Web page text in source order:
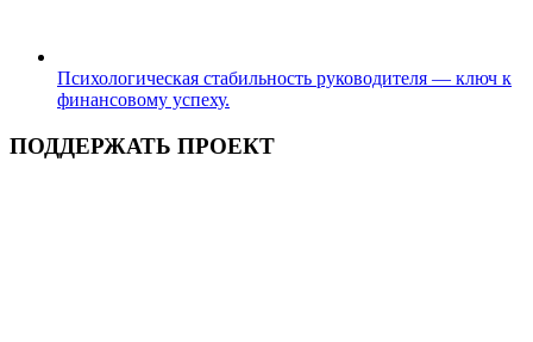
Психологическая стабильность руководителя — ключ к
финансовому успеху.
ПОДДЕРЖАТЬ ПРОЕКТ